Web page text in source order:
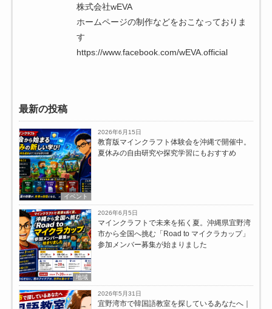
株式会社wEVA
ホームページの制作などをおこなっておりま
す
https://www.facebook.com/wEVA.official
最新の投稿
イベント
2026年6月15日
教育版マインクラフト体験会を沖縄で開催中。
夏休みの自由研究や探究学習にもおすすめ
地域
2026年6月5日
マインクラフトで未来を拓く夏。沖縄県宜野湾
市から全国へ挑む「Road to マイクラカップ」
参加メンバー募集が始まりました
2026年5月31日
宜野湾市で韓国語教室を探しているあなたへ｜